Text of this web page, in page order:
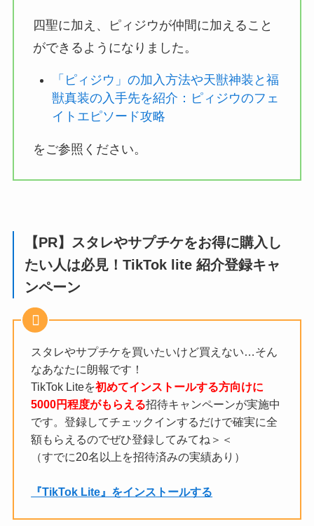
四聖に加え、ピィジウが仲間に加えること
ができるようになりました。
「ピィジウ」の加入方法や天獣神装と福
獣真装の入手先を紹介：ピィジウのフェ
イトエピソード攻略
をご参照ください。
【PR】スタレやサプチケをお得に購入し
たい人は必見！TikTok lite 紹介登録キャ
ンペーン
スタレやサプチケを買いたいけど買えない…そん
なあなたに朗報です！
TikTok Liteを初めてインストールする方向けに
5000円程度がもらえる招待キャンペーンが実施中
です。登録してチェックインするだけで確実に全
額もらえるのでぜひ登録してみてね＞＜
（すでに20名以上を招待済みの実績あり）
『TikTok Lite』をインストールする